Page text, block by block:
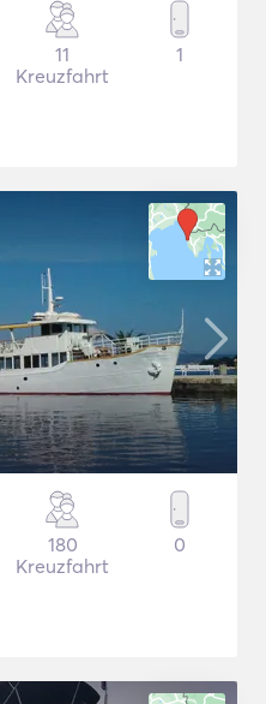
11
Kreuzfahrt
1
180
Kreuzfahrt
0